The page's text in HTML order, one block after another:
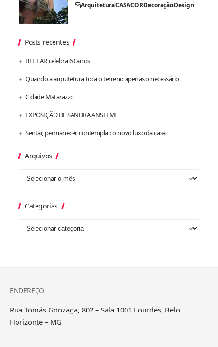
ArquiteturaCASACORDecoraçãoDesign
Posts recentes
BEL LAR celebra 60 anos
Quando a arquitetura toca o terreno apenas o necessário
Cidade Matarazzo
EXPOSIÇÃO DE SANDRA ANSELMI
Sentar, permanecer, contemplar: o novo luxo da casa
Arquivos
Categorias
ENDEREÇO
Rua Tomás Gonzaga, 802 – Sala 1001 Lourdes, Belo
Horizonte – MG